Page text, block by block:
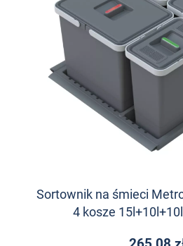
Sortownik na śmieci
4 kosze